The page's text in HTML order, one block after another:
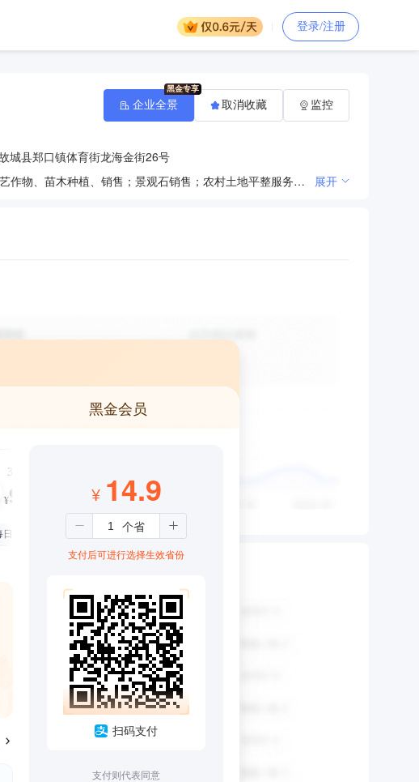
登录/注册
城县郑口镇体育街龙海金街26号
园林绿化工程；市政道路工程；建筑装饰；电气安装；管道和设备安装；物业服务；花卉、园艺作物、苗木种植、销售；景观石销售；农村土地平整服务；建筑物清洁服务；垃圾清运服务；水污染治理服务。（依法须经批准的项目，经相关部门批准后方可开展经营活动） 展开
企业全景 取消收藏 监控
黑金会员
3个月
¥99
日仅1.08元
¥ 14.9
支付后可进行选择生效省份
扫码支付
支付则代表同意